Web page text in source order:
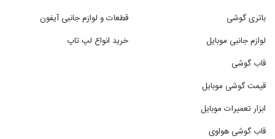
باتری گوشی
لوازم جانبی موبایل
قاب گوشی
قیمت گوشی موبایل
ابزار تعمیرات موبایل
قاب گوشی هواوی
قطعات و لوازم جانبی آیفون
خرید انواع لپ تاپ